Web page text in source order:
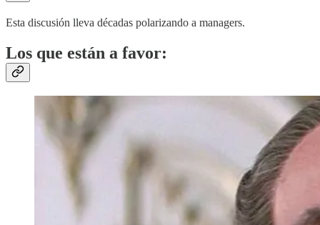
Esta discusión lleva décadas polarizando a managers.
Los que están a favor: